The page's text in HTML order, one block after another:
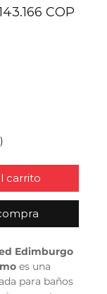
COP
carrito
Edimburgo
es una
para baños